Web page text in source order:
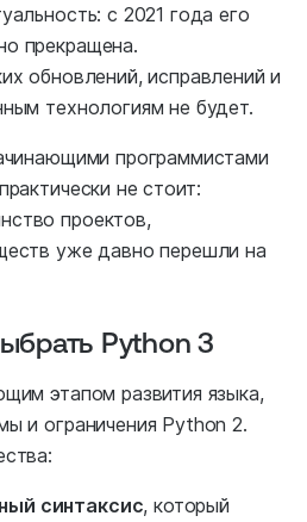
с 2021 года его
прекращена.
обновлений, исправлений и
технологиям не будет.
программистами
не стоит:
проектов,
уже давно перешли на
Python 3
этапом развития языка,
и ограничения Python 2.
синтаксис, который